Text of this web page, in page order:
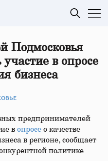
Подмосковья
в опросе
бизнеса
предпринимателей
в опросе о качестве
в регионе, сообщает
политике